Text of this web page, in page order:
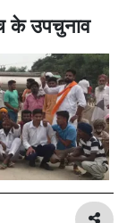
के उपचुनाव